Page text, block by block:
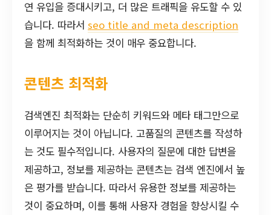
연 유입을 증대시키고, 더 많은 트래픽을 유도할 수 있
습니다. 따라서 seo title and meta description
을 함께 최적화하는 것이 매우 중요합니다.
콘텐츠 최적화
검색엔진 최적화는 단순히 키워드와 메타 태그만으로
이루어지는 것이 아닙니다. 고품질의 콘텐츠를 작성하
는 것도 필수적입니다. 사용자의 질문에 대한 답변을
제공하고, 정보를 제공하는 콘텐츠는 검색 엔진에서 높
은 평가를 받습니다. 따라서 유용한 정보를 제공하는
것이 중요하며, 이를 통해 사용자 경험을 향상시킬 수